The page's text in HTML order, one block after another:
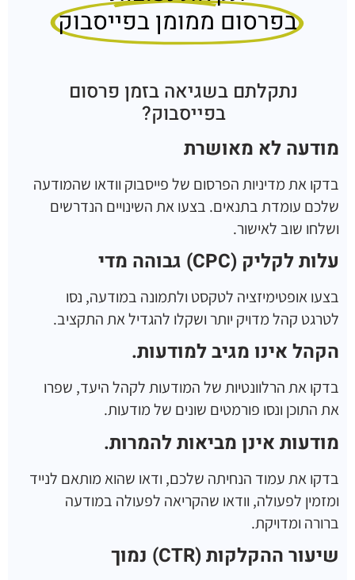
בפרסום ממומן בפייסבוק
נתקלתם בשגיאה בזמן פרסום
בפייסבוק?
מודעה לא מאושרת
בדקו את מדיניות הפרסום של פייסבוק וודאו שהמודעה
שלכם עומדת בתנאים. בצעו את השינויים הנדרשים
ושלחו שוב לאישור.
עלות לקליק (CPC) גבוהה מדי
בצעו אופטימיזציה לטקסט ולתמונה במודעה, נסו
לטרגט קהל מדויק יותר ושקלו להגדיל את התקציב.
הקהל אינו מגיב למודעות.
בדקו את הרלוונטיות של המודעות לקהל היעד, שפרו
את התוכן ונסו פורמטים שונים של מודעות.
מודעות אינן מביאות להמרות.
בדקו את עמוד הנחיתה שלכם, ודאו שהוא מותאם לנייד
ומזמין לפעולה, וודאו שהקריאה לפעולה במודעה
ברורה ומדויקת.
שיעור ההקלקות(CTR) נמוך